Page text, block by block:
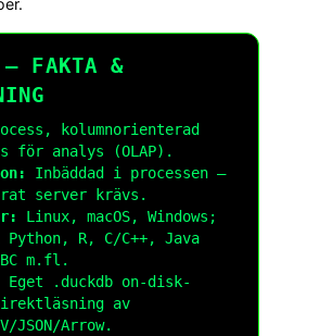
– FAKTA &
kolumnorienterad
för analys (OLAP).
Inbäddad i processen –
server krävs.
Linux, macOS, Windows;
R, C/C++, Java
m.fl.
Eget .duckdb on-disk-
av
JSON/Arrow.